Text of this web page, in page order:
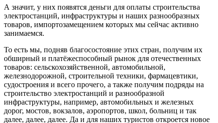
А значит, у них появятся деньги для оплаты строительства
электростанций, инфраструктуры и наших разнообразных
товаров, импортозамещением которых мы сейчас активно
занимаемся.
То есть мы, подняв благосостояние этих стран, получим их
обширный и платёжеспособный рынок для отечественных
товаров: сельскохозяйственной, автомобильной,
железнодорожной, строительной техники, фармацевтики,
судостроения и всего прочего, а также получим подряды на
строительство электростанций и разнообразной
инфраструктуры, например, автомобильных и железных
дорог, мостов, вокзалов, аэропортов, школ, больниц и так
далее, далее, далее. Да и для наших туристов откроется новое